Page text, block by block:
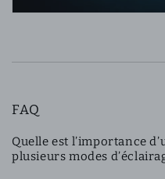
FAQ
Quelle est l’importance
plusieurs modes